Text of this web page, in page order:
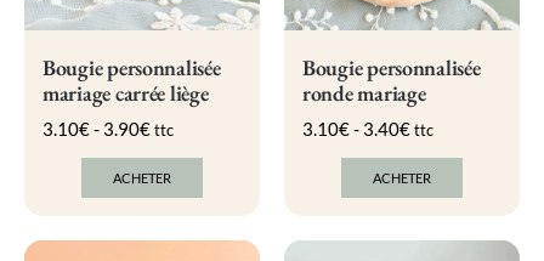
Bougie personnalisée
mariage carrée liège
3.10€- 3.90€ ttc
ACHETER
Ce
Bougie personnalisée
ronde mariage
3.10€- 3.40€ ttc
ACHETER
Ce